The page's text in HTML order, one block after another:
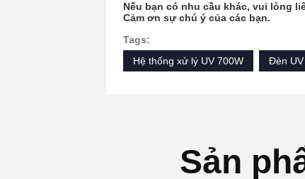
Nếu bạn có nhu cầu khác, vui lòng
Cảm ơn sự chú ý của các bạn.
Tags:
Hệ thống xử lý UV 700W
Đèn
Sản